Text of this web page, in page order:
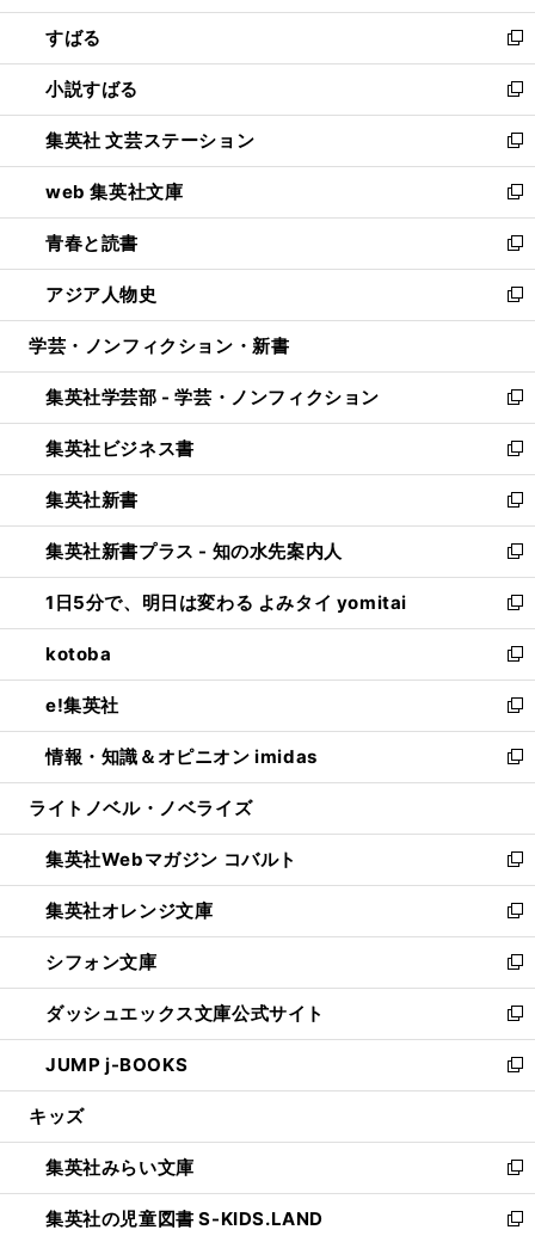
開
く
ウ
で
開
く
ン
ド
ウ
で
開
く
すばる
新
し
い
ウ
ィ
ン
ド
ウ
で
開
く
小説すばる
新
し
い
ウ
ィ
ン
ド
ウ
で
開
集英社 文芸ステーション
新
し
い
ウ
ィ
ン
ド
ウ
開
く
web 集英社文庫
新
し
い
ウ
ィ
ン
ウ
で
開
く
青春と読書
新
し
い
ウ
ン
ド
ウ
で
開
く
アジア人物史
新
し
ウ
ィ
ン
ド
ウ
で
開
く
学芸・ノンフィクション・新書
集英社学芸部 - 学芸・ノンフィクション
新
し
い
ウ
ィ
ン
ド
ウ
で
開
く
集英社ビジネス書
新
し
い
ウ
ィ
ン
ド
ウ
で
開
く
集英社新書
新
し
い
ウ
ィ
ン
ド
ウ
で
開
く
集英社新書プラス - 知の水先案内人
新
し
い
ウ
ィ
ン
ド
ウ
で
開
1日5分で、明日は変わる よみタイ yomitai
新
し
い
ウ
ィ
ン
ド
ウ
開
く
kotoba
新
し
い
ウ
ィ
ン
ウ
で
開
く
e!集英社
新
し
い
ウ
ン
ド
ウ
で
開
く
情報・知識＆オピニオン imidas
新
し
ウ
ィ
ン
ド
ウ
で
開
く
ライトノベル・ノベライズ
集英社Webマガジン コバルト
新
し
い
ウ
ィ
ン
ド
ウ
で
開
集英社オレンジ文庫
新
し
い
ウ
ィ
ン
ド
ウ
開
く
シフォン文庫
新
し
い
ウ
ィ
ン
ウ
で
開
く
ダッシュエックス文庫公式サイト
新
し
い
ウ
ン
ド
ウ
で
JUMP j-BOOKS
新
し
ウ
ィ
ン
ド
キッズ
集英社みらい文庫
新
し
い
集英社の児童図書 S-KIDS.LAND
新